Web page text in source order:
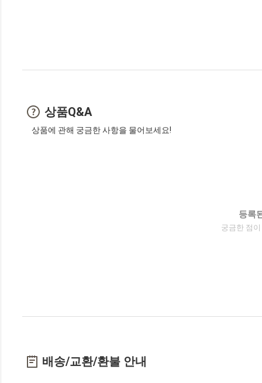
상품Q&A
상품에 관해 궁금한 사항을 물어보세요!
등록
궁금한 점
배송/교환/환불 안내